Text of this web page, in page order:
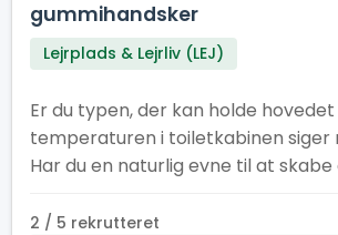
gummihandsker
Lejrplads & Lejrliv (LEJ)
Er du typen, der kan holde
temperaturen i toiletkabinen siger
Har du en naturlig evne til at skabe
som en del af et team, der tager
2 / 5 rekrutteret